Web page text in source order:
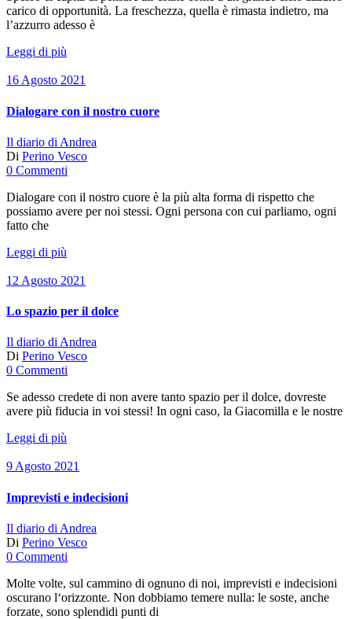
carico di opportunità. La freschezza, quella è rimasta indietro, ma
l’azzurro adesso è
Leggi di più
16 Agosto 2021
Dialogare con il nostro cuore
Il diario di Andrea
Di Perino Vesco
0 Commenti
Dialogare con il nostro cuore è la più alta forma di rispetto che
possiamo avere per noi stessi. Ogni persona con cui parliamo, ogni
fatto che
Leggi di più
12 Agosto 2021
Lo spazio per il dolce
Il diario di Andrea
Di Perino Vesco
0 Commenti
Se adesso credete di non avere tanto spazio per il dolce, dovreste
avere più fiducia in voi stessi! In ogni caso, la Giacomilla e le nostre
Leggi di più
9 Agosto 2021
Imprevisti e indecisioni
Il diario di Andrea
Di Perino Vesco
0 Commenti
Molte volte, sul cammino di ognuno di noi, imprevisti e indecisioni
oscurano l‘orizzonte. Non dobbiamo temere nulla: le soste, anche
forzate, sono splendidi punti di